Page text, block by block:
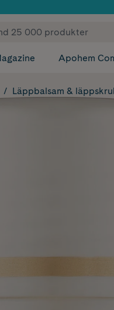
Apohem
Läppbalsam &